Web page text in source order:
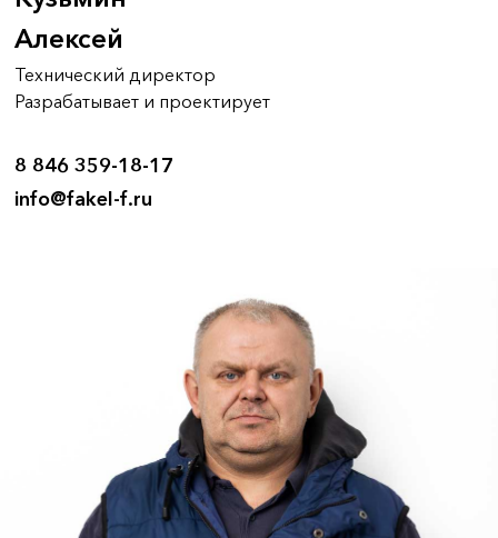
Алексей
Технический директор
Разрабатывает и проектирует
8 846 359-18-17
info@fakel-f.ru